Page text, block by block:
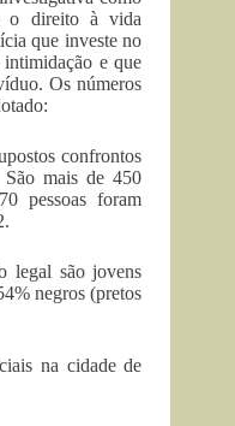
o direito à vida
que investe no
e que
Os números
confrontos
mais de 450
pessoas foram
legal são jovens
negros (pretos
na cidade de